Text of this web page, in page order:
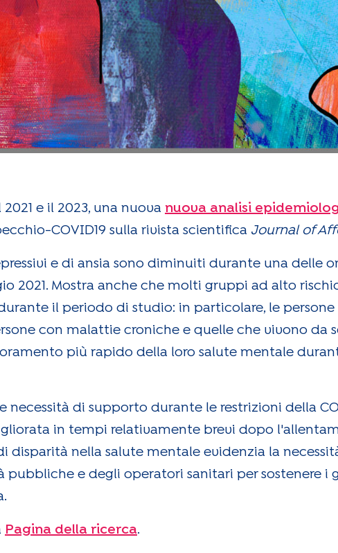
e il 2023, una nuova nuova analisi
COVID19 sulla rivista scientifica Journal of
e di ansia sono diminuiti durante una delle
2021. Mostra anche che molti gruppi ad alto
il periodo di studio: in particolare, le
con malattie croniche e quelle che vivono da
più rapido della loro salute mentale
necessità di supporto durante le restrizioni della
in tempi relativamente brevi dopo
disparità nella salute mentale evidenzia la
e degli operatori sanitari per sostenere i
Pagina della ricerca.